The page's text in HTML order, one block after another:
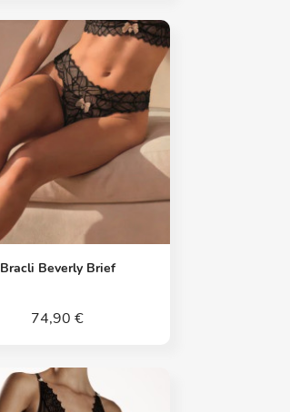
 Vorschau
Bracli Beverly Brief
74,90 €